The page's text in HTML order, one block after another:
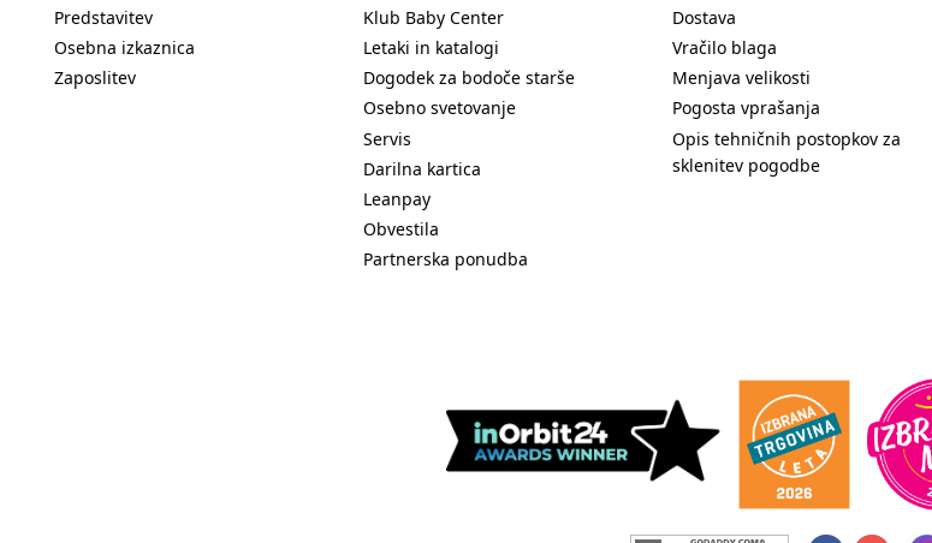
Predstavitev
Osebna izkaznica
Zaposlitev
Klub Baby Center
Letaki in katalogi
Dogodek za bodoče starše
Osebno svetovanje
Servis
Darilna kartica
Leanpay
Obvestila
Partnerska ponudba
Dostava
Vračilo blaga
Menjava velikosti
Pogosta vprašanja
Opis tehničnih postopkov za
sklenitev pogodbe